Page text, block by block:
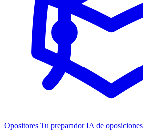
Opositores Tu preparador IA de oposiciones